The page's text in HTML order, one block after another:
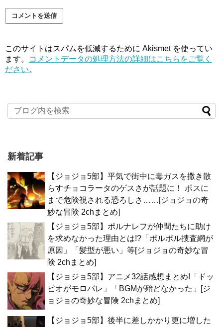
このサイトはスパムを低減するために Akismet を使ってい
ます。
コメントデータの処理方法の詳細はこちらをご覧く
ださい。
新着記事
【ジョジョ5部】平気で街中に毒ガスを撒き散
らすチョコラータのゲスさが話題に！ ボスに
まで危険視される恐ろしさ……[ジョジョの奇
妙な冒険 2chまとめ]
【ジョジョ5部】ポルナレフが仲間たちに助け
を求めなかった理由とは!?「ポルポル捜査網が
原因」「髪型が悪い」等[ジョジョの奇妙な冒
険 2chまとめ]
【ジョジョ5部】アニメ32話感想まとめ!「ドッ
ピオがモロバレ」「BGMが殆どなかった」[ジ
ョジョの奇妙な冒険 2chまとめ]
【ジョジョ5部】後半に差しかかり更に増した